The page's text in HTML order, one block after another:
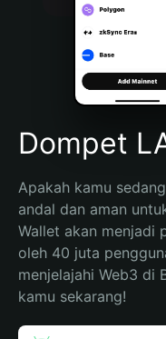
Português (Brasil)
Español (Argentina)
Dompet
Apakah kamu
andal dan aman
Wallet akan menjadi
oleh 40 juta
menjelajahi Web3 di
kamu sekarang!